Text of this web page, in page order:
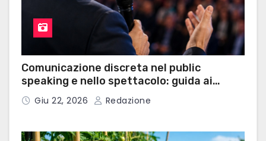
Comunicazione discreta nel public
speaking e nello spettacolo: guida ai
microauricolari professionali
Giu 22, 2026 Redazione